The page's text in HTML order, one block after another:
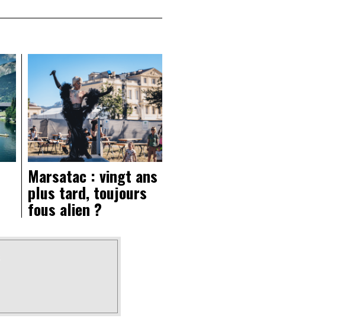
Marsatac : vingt ans
plus tard, toujours
fous alien ?